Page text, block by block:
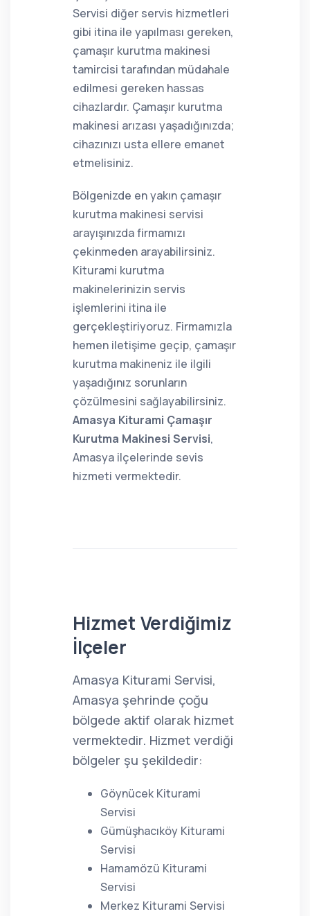
Servisi diğer servis hizmetleri
gibi itina ile yapılması gereken,
çamaşır kurutma makinesi
tamircisi tarafından müdahale
edilmesi gereken hassas
cihazlardır. Çamaşır kurutma
makinesi arızası yaşadığınızda;
cihazınızı usta ellere emanet
etmelisiniz.
Bölgenizde en yakın çamaşır
kurutma makinesi servisi
arayışınızda firmamızı
çekinmeden arayabilirsiniz.
Kiturami kurutma
makinelerinizin servis
işlemlerini itina ile
gerçekleştiriyoruz. Firmamızla
hemen iletişime geçip, çamaşır
kurutma makineniz ile ilgili
yaşadığınız sorunların
çözülmesini sağlayabilirsiniz.
Amasya Kiturami Çamaşır
Kurutma Makinesi Servisi,
Amasya ilçelerinde sevis
hizmeti vermektedir.
Hizmet Verdiğimiz
İlçeler
Amasya Kiturami Servisi,
Amasya şehrinde çoğu
bölgede aktif olarak hizmet
vermektedir. Hizmet verdiği
bölgeler şu şekildedir:
Göynücek Kiturami
Servisi
Gümüşhacıköy Kiturami
Servisi
Hamamözü Kiturami
Servisi
Merkez Kiturami Servisi